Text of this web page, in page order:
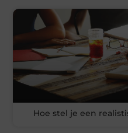
Hoe stel je een